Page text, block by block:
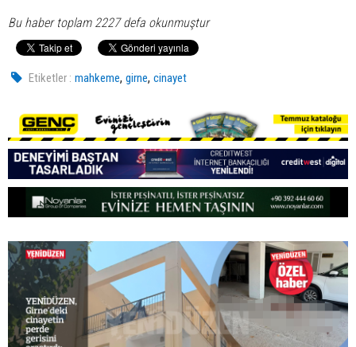
Bu haber toplam 2227 defa okunmuştur
Etiketler : mahkeme,girne,cinayet